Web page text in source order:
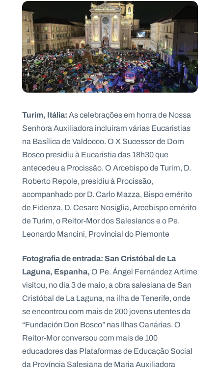
Turim, Itália:As celebrações em honra de Nossa
Senhora Auxiliadora incluíram várias Eucaristias
na Basílica de Valdocco. O X Sucessor de Dom
Bosco presidiu à Eucaristia das 18h30 que
antecedeu a Procissão. O Arcebispo de Turim, D.
Roberto Repole, presidiu à Procissão,
acompanhado por D. Carlo Mazza, Bispo emérito
de Fidenza, D. Cesare Nosiglia, Arcebispo emérito
de Turim, o Reitor-Mor dos Salesianos e o Pe.
Leonardo Mancini, Provincial do Piemonte
Fotografia de entrada: San Cristóbal de La
Laguna, Espanha,O Pe. Ángel Fernández Artime
visitou, no dia 3 de maio, a obra salesiana de San
Cristóbal de La Laguna, na ilha de Tenerife, onde
se encontrou com mais de 200 jovens utentes da
“Fundación Don Bosco” nas Ilhas Canárias. O
Reitor-Mor conversou com mais de 100
educadores das Plataformas de Educação Social
da Província Salesiana de Maria Auxiliadora